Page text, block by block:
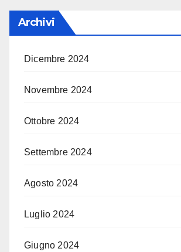
Archivi
Dicembre 2024
Novembre 2024
Ottobre 2024
Settembre 2024
Agosto 2024
Luglio 2024
Giugno 2024